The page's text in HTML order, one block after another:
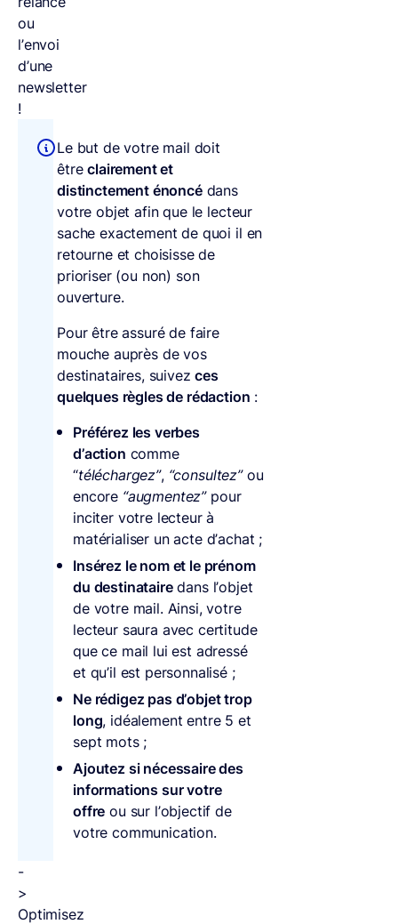
ou
l’envoi
d’une
newsletter
!
Le but de votre mail doit
êtreclairement et
distinctement énoncédans
votre objet afin que le lecteur
sache exactement de quoi il en
retourne et choisisse de
prioriser (ou non) son
ouverture.
Pour être assuré de faire
mouche auprès de vos
destinataires, suivezces
quelques règles de rédaction :
Préférez les verbes
d’action comme
“téléchargez”, “consultez” ou
encore “augmentez” pour
inciter votre lecteur à
matérialiser un acte d’achat ;
Insérez le nom et le prénom
du destinatairedans l’objet
de votre mail. Ainsi, votre
lecteur saura avec certitude
que ce mail lui est adressé
et qu’il est personnalisé ;
Ne rédigez pas d’objet trop
long, idéalement entre 5 et
sept mots ;
Ajoutez si nécessaire des
informations sur votre
offre ou sur l’objectif de
votre communication.
-
>
Optimisez